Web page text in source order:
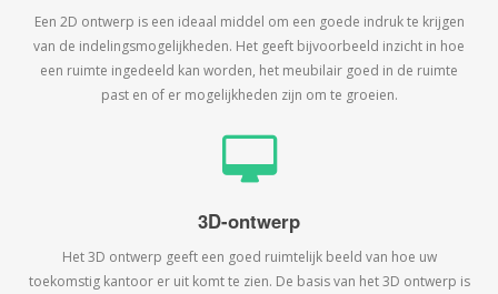
Een 2D ontwerp is een ideaal middel om een goede indruk te krijgen
van de indelingsmogelijkheden. Het geeft bijvoorbeeld inzicht in hoe
een ruimte ingedeeld kan worden, het meubilair goed in de ruimte
past en of er mogelijkheden zijn om te groeien.
3D-ontwerp
Het 3D ontwerp geeft een goed ruimtelijk beeld van hoe uw
toekomstig kantoor er uit komt te zien. De basis van het 3D ontwerp is